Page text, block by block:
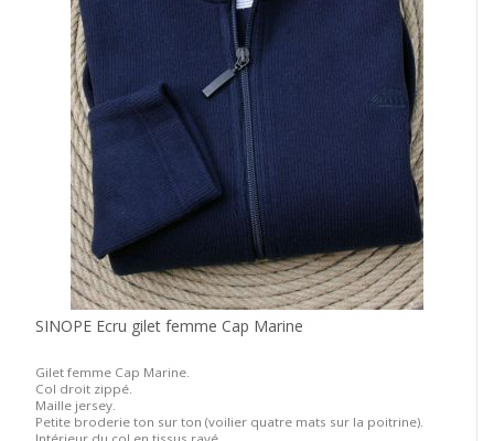
SINOPE Ecru gilet femme Cap Marine
Gilet femme Cap Marine.
Col droit zippé.
Maille jersey.
Petite broderie ton sur ton (voilier quatre mats sur la poitrine).